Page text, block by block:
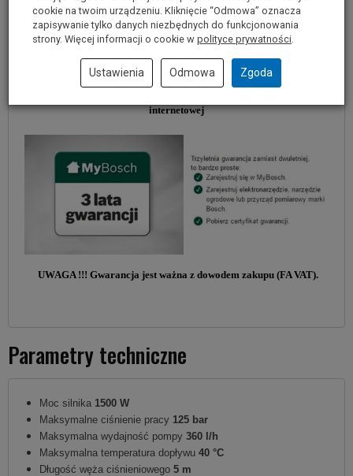
Na wszystkie elektronarzędzia linii zielonej firmy BOSCH,
przy zakupie konsumenckim producent udziela 2 letniej gwarancji,
internetowej
UWAGA !!! Gwarancja jest ważna z dowodem zakupu (FA VAT).
Parametry techniczne
Moc silnika 1500 W
Maksymalne ciśnienie pracy 125 bar
Maksymalna wydajność pompy 360 l/h
Maksymalna temperatura dopływu 40 °C
Długość węża ciśnieniowego 5 m
cookie na twoim urządzeniu. Kliknięcie “Odmowa” oznacza
zapisywanie tylko danych niezbędnych do funkcjonowania
strony. Więcej informacji o cookie w polityce prywatności.
Ustawienia Odmowa Zgoda